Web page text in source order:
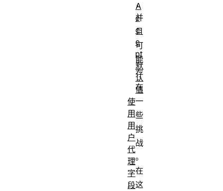
，
并
且
可
能
存
在
一
些
挑
战
。
在
这
A
c
c
e
pt
默
认
值
使
用
用
户
代
理
字
段